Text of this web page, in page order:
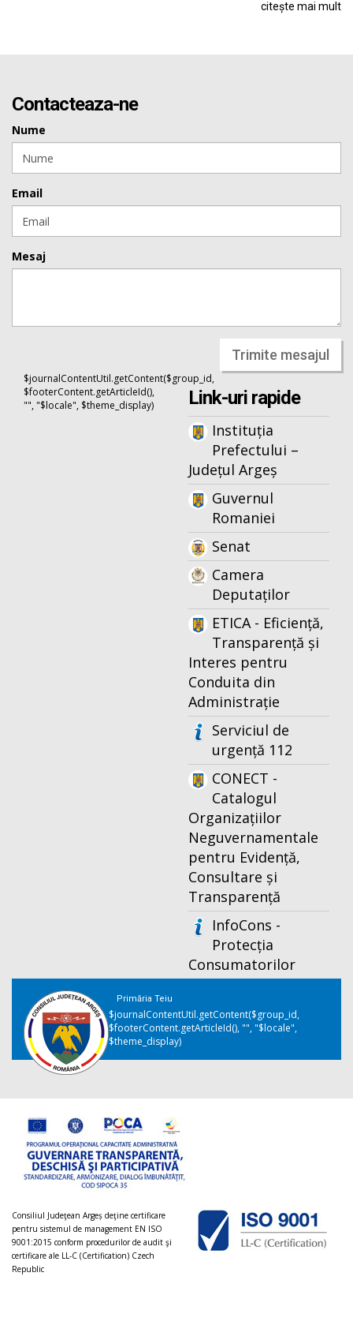
citește mai mult
Contacteaza-ne
Nume
Email
Mesaj
Trimite mesajul
$journalContentUtil.getContent($group_id,
$footerContent.getArticleId(),
"", "$locale", $theme_display)
Link-uri rapide
Instituția
Prefectului –
Județul Argeș
Guvernul
Romaniei
Senat
Camera
Deputaților
ETICA - Eficiență,
Transparență și
Interes pentru
Conduita din
Administrație
Serviciul de
urgență 112
CONECT -
Catalogul
Organizațiilor
Neguvernamentale
pentru Evidență,
Consultare și
Transparență
InfoCons -
Protecția
Consumatorilor
Primăria Teiu
$journalContentUtil.getContent($group_id,
$footerContent.getArticleId(), "", "$locale",
$theme_display)
Consiliul Judeţean Argeș deţine certificare
pentru sistemul de management EN ISO
9001:2015 conform procedurilor de audit şi
certificare ale LL-C (Certification) Czech
Republic